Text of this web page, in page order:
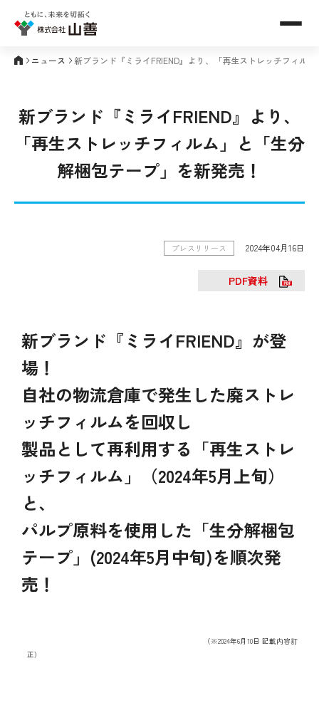
メニュ
ニュース 新ブランド『ミライFRIEND』より、「再生ストレッチフィル
新ブランド『ミライFRIEND』より、
「再生ストレッチフィルム」と「生分
解梱包テープ」を新発売！
プレスリリース 2024年04月16日
PDF資料
新ブランド『ミライFRIEND』が登
場！
自社の物流倉庫で発生した廃ストレ
ッチフィルムを回収し
製品として再利用する「再生ストレ
ッチフィルム」（2024年5月上旬）
と、
パルプ原料を使用した「生分解梱包
テープ」(2024年5月中旬)を順次発
売！
（※2024年6月10日 記載内容訂
正）